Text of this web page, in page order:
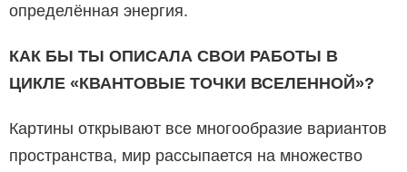
определённая энергия.
КАК БЫ ТЫ ОПИСАЛА СВОИ РАБОТЫ В
ЦИКЛЕ «КВАНТОВЫЕ ТОЧКИ ВСЕЛЕННОЙ»?
Картины открывают все многообразие вариантов
пространства, мир рассыпается на множество